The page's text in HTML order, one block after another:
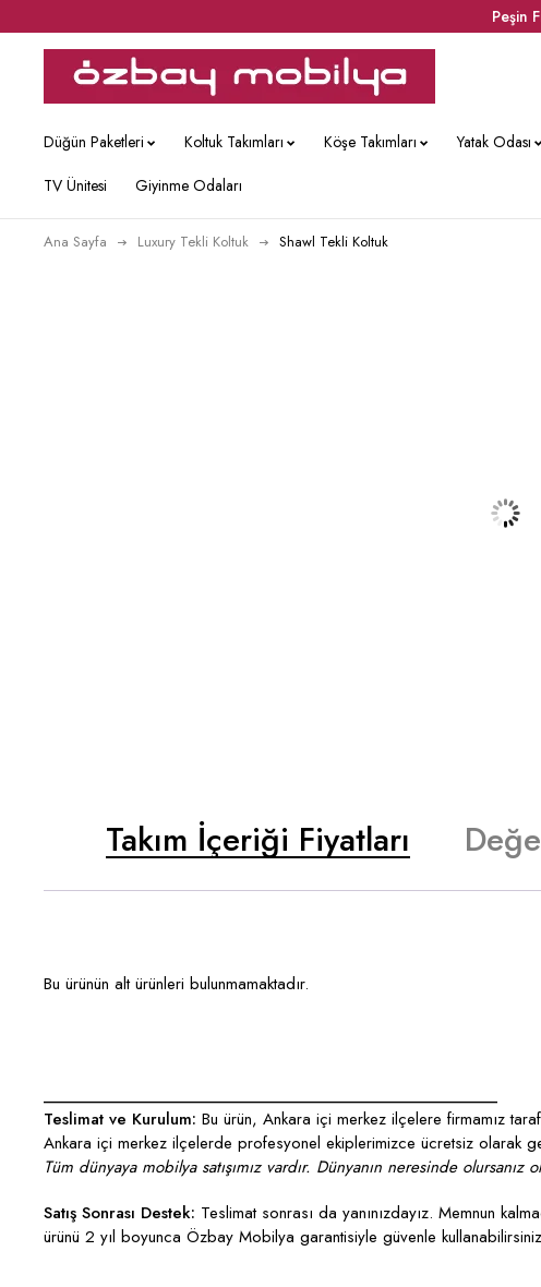
Peşin
Düğün Paketleri Koltuk Takımları Köşe Takımları Yatak Odası
TV Ünitesi
Giyinme Odaları
Ana Sayfa Luxury Tekli Koltuk Shawl Tekli Koltuk
Takım İçeriği Fiyatları
Bu ürünün alt ürünleri bulunmamaktadır.
____________________________________________________
Teslimat ve Kurulum: Bu ürün, Ankara içi merkez ilçelere firmamız
Ankara içi merkez ilçelerde profesyonel ekiplerimizce ücretsiz olarak
Tüm dünyaya mobilya satışımız vardır. Dünyanın neresinde olursanız
Satış Sonrası Destek: Teslimat sonrası da yanınızdayız. Memnun
ürünü 2 yıl boyunca Özbay Mobilya garantisiyle güvenle